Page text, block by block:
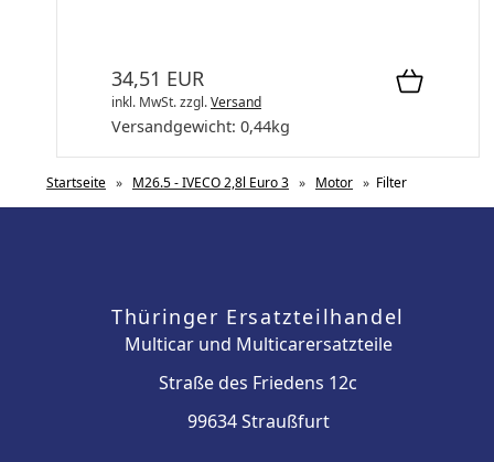
34,51 EUR
inkl. MwSt.zzgl.Versand
Versandgewicht: 0,44kg
Startseite » M26.5 - IVECO 2,8l Euro 3 » Motor » Filter
Thüringer Ersatzteilhandel
Multicar und Multicarersatzteile
Straße des Friedens 12c
99634 Straußfurt